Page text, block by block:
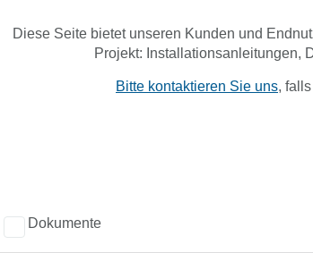
Diese Seite bietet unseren Kunden und
Projekt: Installationsanleitungen,
Bitte kontaktieren Sie uns,
Dokumente